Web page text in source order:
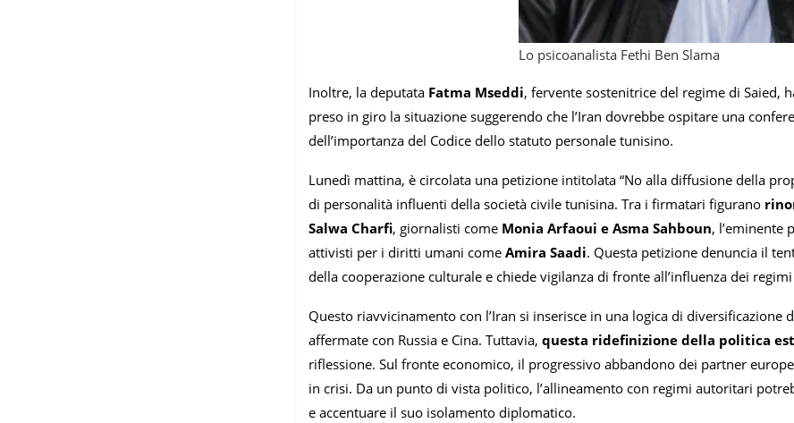
Lo psicoanalista Fethi Ben Slama
Inoltre, la deputata Fatma Mseddi, fervente sostenitrice del regime di Saied,
preso in giro la situazione suggerendo che l’Iran dovrebbe ospitare una
dell’importanza del Codice dello statuto personale tunisino.
Lunedì mattina, è circolata una petizione intitolata “No alla diffusione della
di personalità influenti della società civile tunisina. Tra i firmatari figurano
Salwa Charfi, giornalisti come Monia Arfaoui e Asma Sahboun, l’eminente
attivisti per i diritti umani come Amira Saadi. Questa petizione denuncia il
della cooperazione culturale e chiede vigilanza di fronte all’influenza dei
Questo riavvicinamento con l’Iran si inserisce in una logica di
affermate con Russia e Cina. Tuttavia, questa ridefinizione della politica
riflessione. Sul fronte economico, il progressivo abbandono dei partner
in crisi. Da un punto di vista politico, l’allineamento con regimi autoritari
e accentuare il suo isolamento diplomatico.